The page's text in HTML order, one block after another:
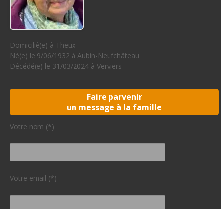
Domicilié(e) à Theux
Né(e) le 9/06/1932 à Aubin-Neufchâteau
Décédé(e) le 31/03/2024 à Verviers
Faire parvenir
un message à la famille
Votre nom (*)
Votre email (*)